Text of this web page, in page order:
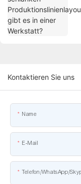
Kontaktieren Sie uns
Name
E-Mail
Telefon/WhatsApp/